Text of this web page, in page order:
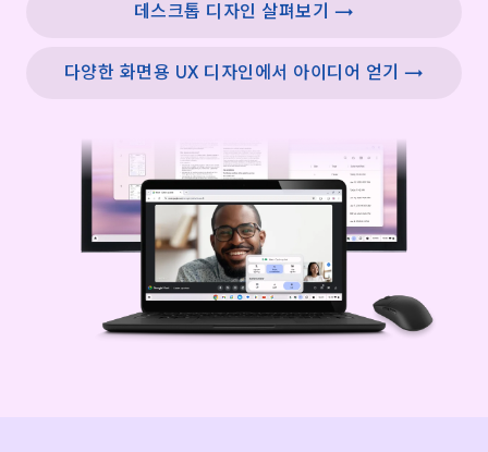
데스크톱 디자인 살펴보기 →
다양한 화면용 UX 디자인에서 아이디어 얻기 →